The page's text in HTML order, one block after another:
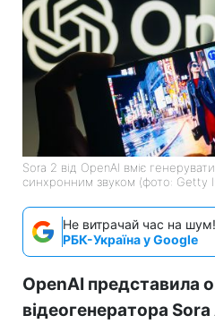
Sora 2 від OpenAI вміє
синхронним звуком (фото: Getty
Не витрачай час на шум!
РБК-Україна у Google
OpenAI представила
відеогенератора